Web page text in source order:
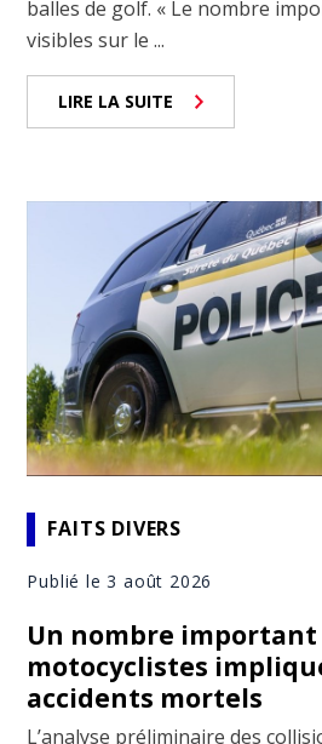
balles de golf. « Le nombre
visibles sur le ...
LIRE LA SUITE
FAITS DIVERS
Publié le 3 août 2026
Un nombre important
motocyclistes
accidents mortels
L’analyse préliminaire des